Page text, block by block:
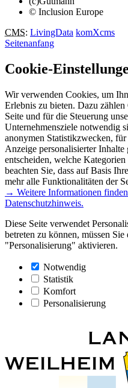
© Inclusion Europe
CMS: LivingData komXcms
Seitenanfang
Cookie-
Wir verwenden Cookies, um
Erlebnis zu bieten. Dazu
Seite und für die Steuerung
Unternehmensziele notwendig
anonymen Statistikzwecken,
Anzeige personalisierter
entscheiden, welche
beachten Sie, dass auf Basis
mehr alle Funktionalitäten der
→ Weitere Informationen
Datenschutzhinweis.
Diese Seite verwendet
betreten zu können, müssen
"Personalisierung" aktivieren.
Notwendig
Statistik
Komfort
Personalisierung